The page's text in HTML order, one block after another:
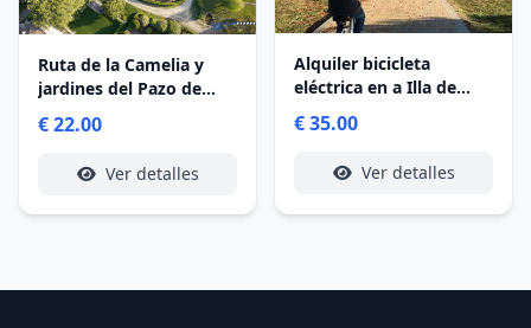
Ruta de la Camelia y
jardines del Pazo de
€ 22.00
Ver detalles
Alquiler bicicleta
eléctrica en a Illa de
€ 35.00
Ver detalles